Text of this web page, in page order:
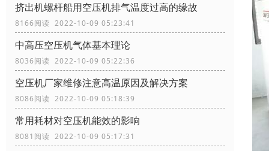
挤出机螺杆船用空压机排气温度过高的缘故
8166阅读 2022-10-09 05:23:41
中高压空压机气体基本理论
8036阅读 2022-10-09 05:22:36
空压机厂家维修注意高温原因及解决方案
8086阅读 2022-10-09 05:18:39
常用耗材对空压机能效的影响
8081阅读 2022-10-09 05:17:31